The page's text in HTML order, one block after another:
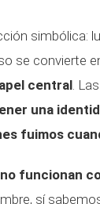
simbólica:
se convierte
central.
una
fuimos
funcionan
sí